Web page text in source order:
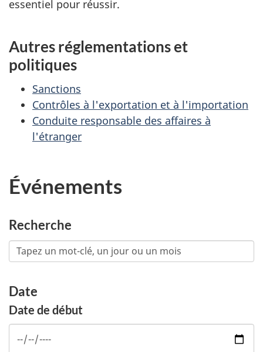
essentiel pour réussir.
Autres réglementations et
politiques
Sanctions
Contrôles à l'exportation et à l'importation
Conduite responsable des affaires à
l'étranger
Événements
Recherche
Date
Date de début